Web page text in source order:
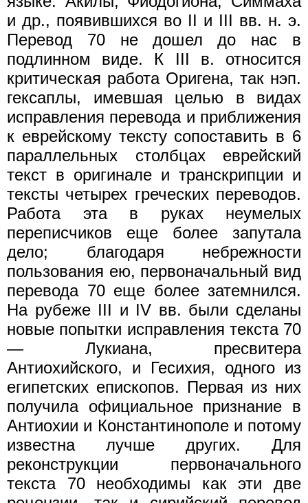
и др., появившихся во II и III вв. н. э.
Перевод 70 не дошел до нас в
подлинном виде. К III в. относится
критическая работа Оригена, так нэп.
гексаплы, имевшая целью в видах
исправления перевода и приближения
к еврейскому тексту сопоставить в 6
параллельных столбцах еврейский
текст в оригинале и транскрипции и
тексты четырех греческих переводов.
Работа эта в руках неумелых
переписчиков еще более запутала
дело; благодаря небрежности
пользования ею, первоначальный вид
перевода 70 еще более затемнился.
На рубеже III и IV вв. были сделаны
новые попытки исправления текста 70
— Лукиана, пресвитера
Антиохийского, и Гесихия, одного из
египетских епископов. Первая из них
получила официальное признание в
Антиохии и Константинополе и потому
известна лучше других. Для
реконструкции первоначального
текста 70 необходимы как эти две